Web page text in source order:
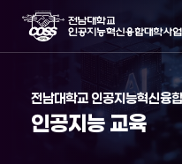
전남대학교 인공지능혁신융
인공지능 교육